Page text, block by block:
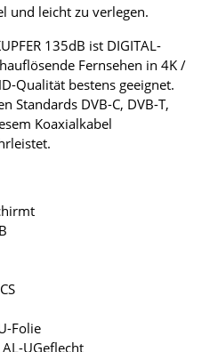
und leicht zu verlegen.
135dB ist DIGITAL-
Fernsehen in 4K /
Qualität bestens geeignet.
Standards DVB-C, DVB-T,
Koaxialkabel
Folie
UGeflecht